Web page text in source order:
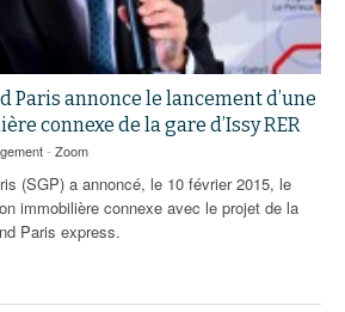
Paris annonce le lancement d’une
connexe de la gare d’Issy RER
- Zoom
(SGP) a annoncé, le 10 février 2015, le
immobilière connexe avec le projet de la
Paris express.